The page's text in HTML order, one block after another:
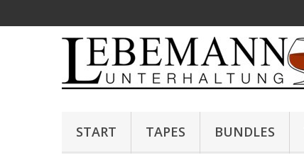
START TAPES BUNDLES